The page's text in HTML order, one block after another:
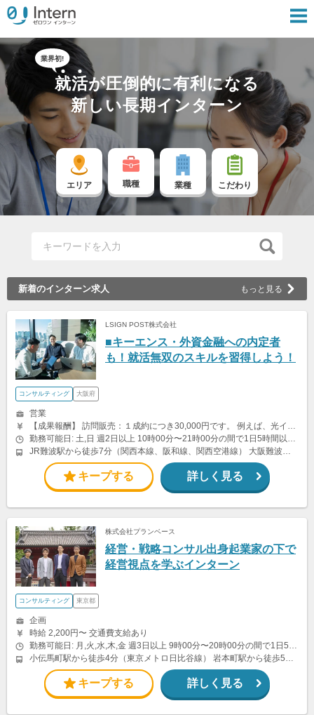
就活が圧倒的に有利になる
新しい長期インターン
エリア 職種 業種 こだわり
新着のインターン求人 もっと見る
LSIGN POST株式会社
■キーエンス・外資金融への内定者
も！就活無双のスキルを習得しよう！
コンサルティング 大阪府
営業
【成果報酬】 訪問販売：１成約につき30,000円です。 例えば、光インターネットの成約であれば、平均的に2.5日で1件の契約が見込めます。（12,000円/1日6時間稼働） ＜月収例＞月に100万以上稼ぐ方もいます！ ・月5件成約：150,000円 ・月15件成約：450,000円 ・月30成約：900,000円➕マネジメントインセンティブ300,000円 合計1,200,000円 時給換算で2,000円程度が、平均的なインターン生の報酬となっています。 交通費支給あり
勤務可能日: 土,日 週2日以上 10時00分〜21時00分の間で1日5時間以上 上記は稼働の目安です。業務委託契約のため、勤務時間は自由に選んでいただけます。 原則土日勤務ですが、予定がある場合は平日への振替も相談可能です。
JR難波駅から徒歩7分（関西本線、阪和線、関西空港線） 大阪難波駅から徒歩13分（近鉄奈良線、阪神なんば線） 桜川駅から徒歩4分（大阪メトロ千日前線、阪神なんば線）
キープする 詳しく見る
株式会社プランベース
経営・戦略コンサル出身起業家の下で
経営視点を学ぶインターン
コンサルティング 東京都
企画
時給 2,200円〜 交通費支給あり
勤務可能日: 月,火,水,木,金 週3日以上 9時00分〜20時00分の間で1日5時間以上
小伝馬町駅から徒歩4分（東京メトロ日比谷線） 岩本町駅から徒歩5分（都営新宿線） 神田駅から徒歩8分（JR山手線・中央線、東京メトロ銀座線）
キープする 詳しく見る